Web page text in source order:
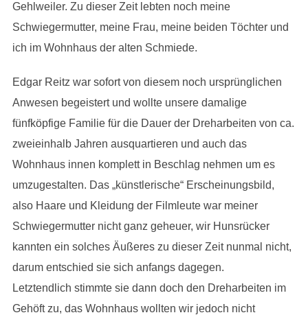
Gehlweiler. Zu dieser Zeit lebten noch meine
Schwiegermutter, meine Frau, meine beiden Töchter und
ich im Wohnhaus der alten Schmiede.
Edgar Reitz war sofort von diesem noch ursprünglichen
Anwesen begeistert und wollte unsere damalige
fünfköpfige Familie für die Dauer der Dreharbeiten von ca.
zweieinhalb Jahren ausquartieren und auch das
Wohnhaus innen komplett in Beschlag nehmen um es
umzugestalten. Das „künstlerische“ Erscheinungsbild,
also Haare und Kleidung der Filmleute war meiner
Schwiegermutter nicht ganz geheuer, wir Hunsrücker
kannten ein solches Äußeres zu dieser Zeit nunmal nicht,
darum entschied sie sich anfangs dagegen.
Letztendlich stimmte sie dann doch den Dreharbeiten im
Gehöft zu, das Wohnhaus wollten wir jedoch nicht